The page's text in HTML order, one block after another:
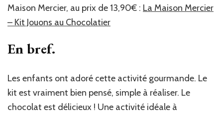
Maison Mercier, au prix de 13,90€ : La Maison Mercier
– Kit Jouons au Chocolatier
En bref.
Les enfants ont adoré cette activité gourmande. Le
kit est vraiment bien pensé, simple à réaliser. Le
chocolat est délicieux ! Une activité idéale à